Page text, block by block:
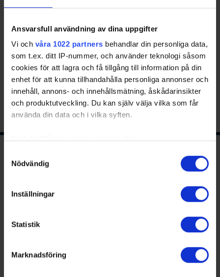
Ansvarsfull användning av dina uppgifter
Vi och våra 1022 partners behandlar din personliga data,
som t.ex. ditt IP-nummer, och använder teknologi såsom
cookies för att lagra och få tillgång till information på din
enhet för att kunna tillhandahålla personliga annonser och
innehåll, annons- och innehållsmätning, åskådarinsikter
och produktutveckling. Du kan själv välja vilka som får
använda din data och i vilka syften.
som kan ha en noggrannhet på upp till flera meter
Ta reda på mer om hur dina personliga uppgifter
Du kan ändra eller dra tillbaka ditt samtycke när som
Vi använder enhetsidentifierare för att anpassa innehållet
Nödvändig
Inställningar
Statistik
Marknadsföring
ShareFacebook
TwitterEmailPrint